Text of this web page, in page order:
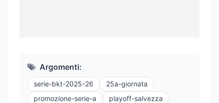
Argomenti:
serie-bkt-2025-26
25a-giornata
promozione-serie-a
playoff-salvezza